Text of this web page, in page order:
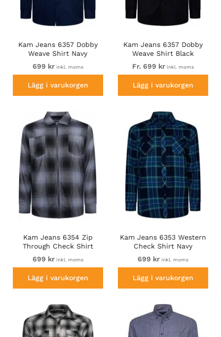
Kam Jeans 6357 Dobby
Weave Shirt Navy
699 krinkl. moms
Lägg i varukorgen
Kam Jeans 6357 Dobby
Weave Shirt Black
Fr. 699 kr inkl. moms
Lägg i varukorgen
Kam Jeans 6354 Zip
Through Check Shirt
Charcoal
699 krinkl. moms
Lägg i varukorgen
Kam Jeans 6353 Western
Check Shirt Navy
699 kr inkl. moms
Lägg i varukorgen